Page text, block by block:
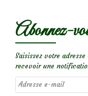
Abonnez-
Saisissez votre
recevoir une
Adresse
e-